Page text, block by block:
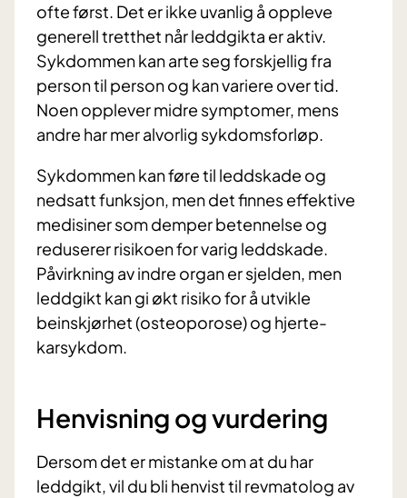
ofte først. Det er ikke uvanlig å oppleve
generell tretthet når leddgikta er aktiv.
Sykdommen kan arte seg forskjellig fra
person til person og kan variere over tid.
Noen opplever midre symptomer, mens
andre har mer alvorlig sykdomsforløp.
Sykdommen kan føre til leddskade og
nedsatt funksjon, men det finnes effektive
medisiner som demper betennelse og
reduserer risikoen for varig leddskade.
Påvirkning av indre organ er sjelden, men
leddgikt kan gi økt risiko for å utvikle
beinskjørhet (osteoporose) og hjerte-
karsykdom.
Henvisning og vurdering
Dersom det er mistanke om at du har
leddgikt, vil du bli henvist til revmatolog av